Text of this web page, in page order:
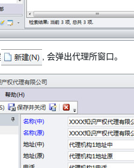
, 会弹出代理所窗口。